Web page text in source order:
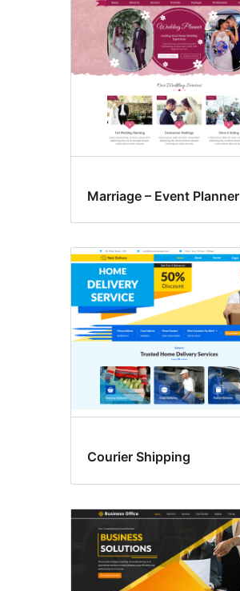
Marriage – Event Planner
Courier Shipping